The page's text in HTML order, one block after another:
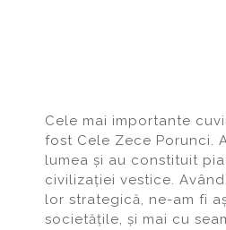
Cele mai importante
fost Cele Zece Porunci.
lumea și au constituit
civilizației vestice.
lor strategică, ne-am fi
societățile, și mai cu